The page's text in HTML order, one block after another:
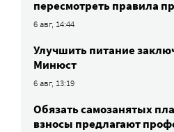
пересмотреть правила
6 авг, 14:44
Улучшить питание
Минюст
6 авг, 13:19
Обязать самозанятых
взносы предлагают